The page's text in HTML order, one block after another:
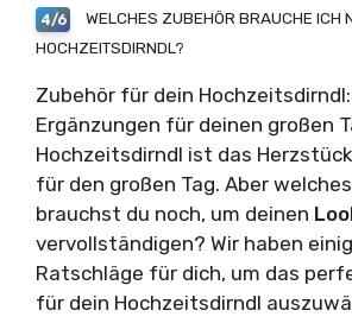
4/6
WELCHES ZUBEHÖR BRAUCHE ICH
HOCHZEITSDIRNDL?
Zubehör für dein
Ergänzungen für deinen großen
Hochzeitsdirndl ist das
für den großen Tag. Aber
brauchst du noch, um deinen
vervollständigen? Wir haben
Ratschläge für dich, um das
für dein Hochzeitsdirndl